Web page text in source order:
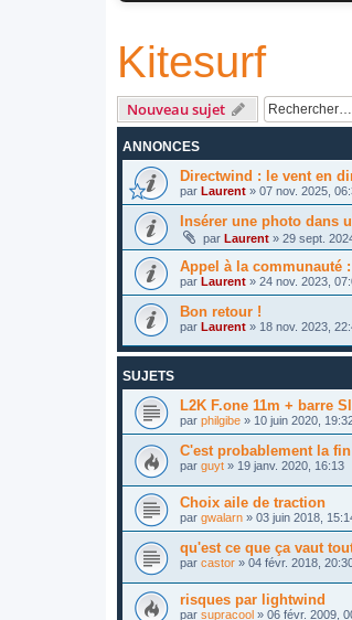
Kitesurf
Nouveau sujet
ANNONCES
Directwind : le vent en
par Laurent » 07 nov. 2025,
Insérer une photo dans
par Laurent » 29 sept.
Appel à la communauté
par Laurent » 24 nov. 2023,
Bon retour !
par Laurent » 18 nov. 2023,
SUJETS
L2K F.one 11m + barre
par philgibe » 10 juin 2020,
C'est probablement la
par guyt » 19 janv. 2020, 16:13
Choix aile de traction
par gwalarn » 03 juin 2018,
qu'est ce que ça vaut
par castor » 04 févr. 2018,
risques par lightwind
par supracool » 06 févr. 2009,